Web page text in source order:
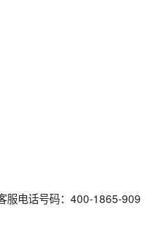
服电话号码：400-1865-909